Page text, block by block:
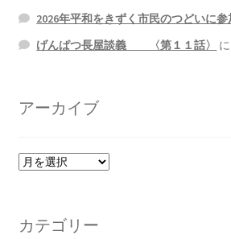
2026年平和をきずく市民のつどいに参
げんぱつ長屋談義 〈第１１話〉
アーカイブ
ア
ブ
カテゴリー